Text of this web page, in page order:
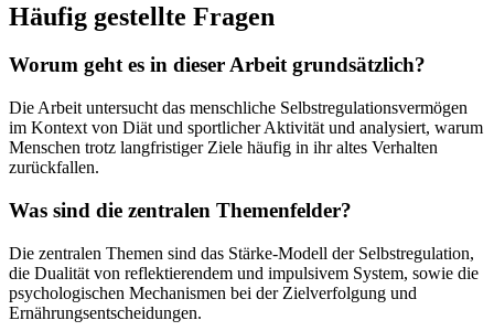
Häufig gestellte Fragen
Worum geht es in dieser Arbeit grundsätzlich?
Die Arbeit untersucht das menschliche Selbstregulationsvermögen
im Kontext von Diät und sportlicher Aktivität und analysiert, warum
Menschen trotz langfristiger Ziele häufig in ihr altes Verhalten
zurückfallen.
Was sind die zentralen Themenfelder?
Die zentralen Themen sind das Stärke-Modell der Selbstregulation,
die Dualität von reflektierendem und impulsivem System, sowie die
psychologischen Mechanismen bei der Zielverfolgung und
Ernährungsentscheidungen.